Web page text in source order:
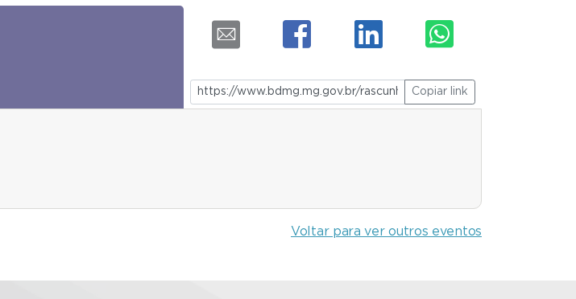
Copiar link
Voltar para ver outros eventos